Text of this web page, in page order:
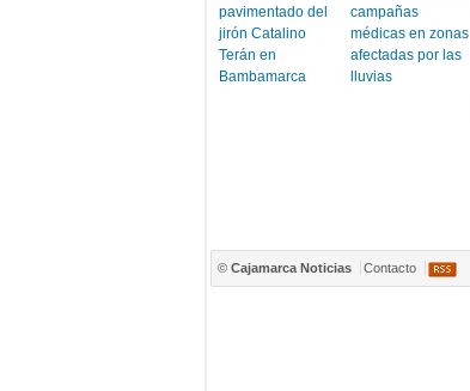
pavimentado del
jirón Catalino
Terán en
Bambamarca
campañas
médicas en zonas
afectadas por las
lluvias
© Cajamarca Noticias Contacto